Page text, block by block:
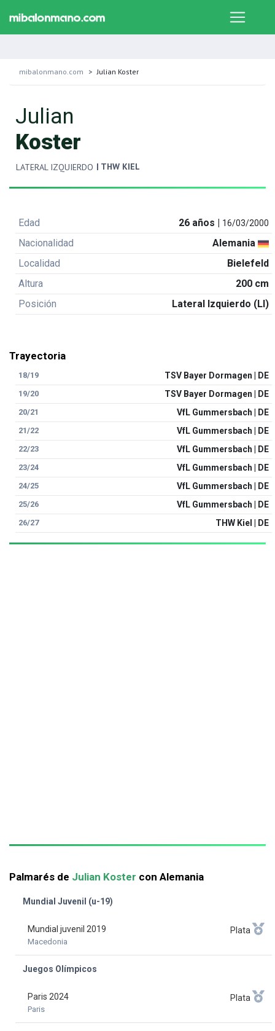
mibalonmano.com Julian Koster
Julian
Koster
LATERAL IZQUIERDO | THW KIEL
Edad 26 años | 16/03/2000
Nacionalidad
Alemania
Localidad
Bielefeld
Altura
200 cm
Posición
Lateral Izquierdo (LI)
Trayectoria
18/19 TSV Bayer Dormagen | DE
19/20 TSV Bayer Dormagen | DE
20/21 VfL Gummersbach | DE
21/22 VfL Gummersbach | DE
22/23 VfL Gummersbach | DE
23/24 VfL Gummersbach | DE
24/25 VfL Gummersbach | DE
25/26 VfL Gummersbach | DE
26/27 THW Kiel | DE
Palmarés de Julian Koster con Alemania
Mundial Juvenil (u-19)
Mundial juvenil 2019
Macedonia
Plata
Juegos Olímpicos
Paris 2024
Paris
Plata